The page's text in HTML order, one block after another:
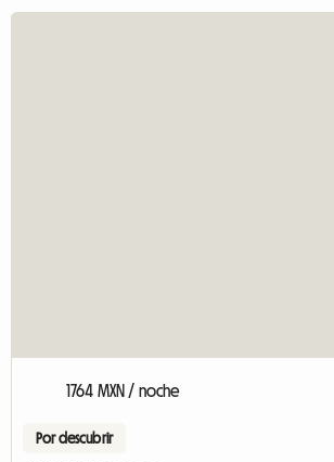
1764 MXN / noche
Por descubrir